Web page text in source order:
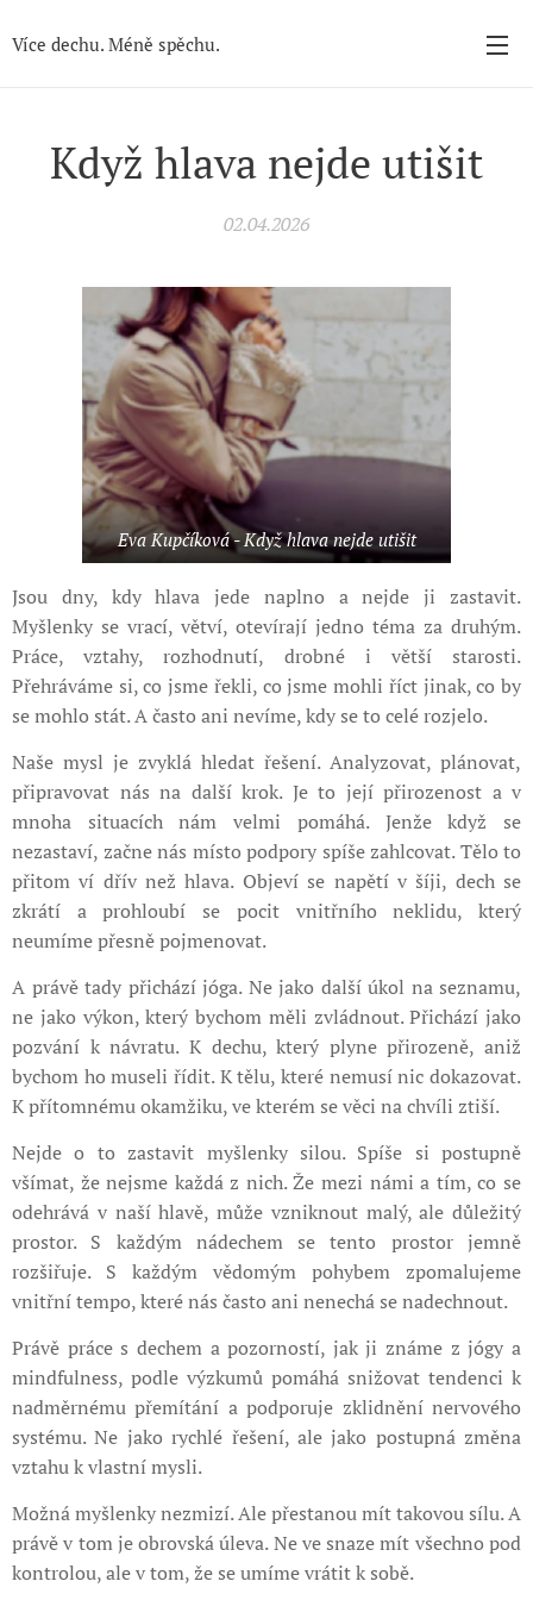
Více dechu. Méně spěchu.
Když hlava nejde utišit
02.04.2026
Eva Kupčíková - Když hlava nejde utišit
Jsou dny, kdy hlava jede naplno a nejde ji zastavit.
Myšlenky se vrací, větví, otevírají jedno téma za druhým.
Práce, vztahy, rozhodnutí, drobné i větší starosti.
Přehráváme si, co jsme řekli, co jsme mohli říct jinak, co by
se mohlo stát. A často ani nevíme, kdy se to celé rozjelo.
Naše mysl je zvyklá hledat řešení. Analyzovat, plánovat,
připravovat nás na další krok. Je to její přirozenost a v
mnoha situacích nám velmi pomáhá. Jenže když se
nezastaví, začne nás místo podpory spíše zahlcovat. Tělo to
přitom ví dřív než hlava. Objeví se napětí v šíji, dech se
zkrátí a prohloubí se pocit vnitřního neklidu, který
neumíme přesně pojmenovat.
A právě tady přichází jóga. Ne jako další úkol na seznamu,
ne jako výkon, který bychom měli zvládnout. Přichází jako
pozvání k návratu. K dechu, který plyne přirozeně, aniž
bychom ho museli řídit. K tělu, které nemusí nic dokazovat.
K přítomnému okamžiku, ve kterém se věci na chvíli ztiší.
Nejde o to zastavit myšlenky silou. Spíše si postupně
všímat, že nejsme každá z nich. Že mezi námi a tím, co se
odehrává v naší hlavě, může vzniknout malý, ale důležitý
prostor. S každým nádechem se tento prostor jemně
rozšiřuje. S každým vědomým pohybem zpomalujeme
vnitřní tempo, které nás často ani nenechá se nadechnout.
Právě práce s dechem a pozorností, jak ji známe z jógy a
mindfulness, podle výzkumů pomáhá snižovat tendenci k
nadměrnému přemítání a podporuje zklidnění nervového
systému. Ne jako rychlé řešení, ale jako postupná změna
vztahu k vlastní mysli.
Možná myšlenky nezmizí. Ale přestanou mít takovou sílu. A
právě v tom je obrovská úleva. Ne ve snaze mít všechno pod
kontrolou, ale v tom, že se umíme vrátit k sobě.